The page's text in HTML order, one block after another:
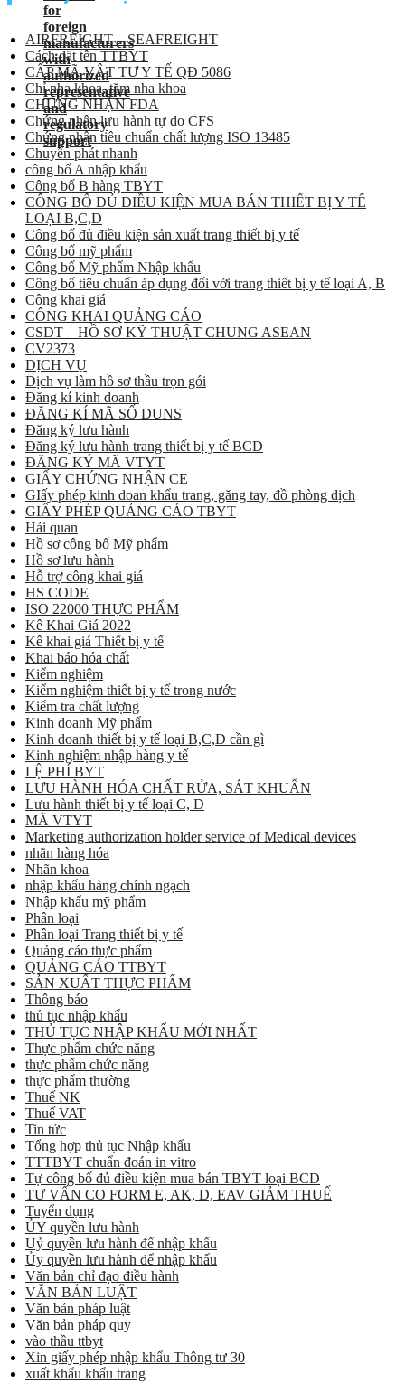
AIRFREIGHT – SEAFREIGHT
Cách đặt tên TTBYT
CẤP MÃ VẬT TƯ Y TẾ QĐ 5086
Chỉ nha khoa, tăm nha khoa
CHỨNG NHẬN FDA
Chứng nhận lưu hành tự do CFS
Chứng nhận tiêu chuẩn chất lượng ISO 13485
Chuyển phát nhanh
công bố A nhập khẩu
Công bố B hàng TBYT
CÔNG BỐ ĐỦ ĐIỀU KIỆN MUA BÁN THIẾT BỊ Y TẾ
LOẠI B,C,D
Công bố đủ điều kiện sản xuất trang thiết bị y tế
Công bố mỹ phẩm
Công bố Mỹ phẩm Nhập khẩu
Công bố tiêu chuẩn áp dụng đối với trang thiết bị y tế loại A, B
Công khai giá
CÔNG KHAI QUẢNG CÁO
CSDT – HỒ SƠ KỸ THUẬT CHUNG ASEAN
CV2373
DỊCH VỤ
Dịch vụ làm hồ sơ thầu trọn gói
Đăng kí kinh doanh
ĐĂNG KÍ MÃ SỐ DUNS
Đăng ký lưu hành
Đăng ký lưu hành trang thiết bị y tế BCD
ĐĂNG KÝ MÃ VTYT
GIẤY CHỨNG NHẬN CE
GIấy phép kinh doan khẩu trang, găng tay, đồ phòng dịch
GIẤY PHÉP QUẢNG CÁO TBYT
Hải quan
Hồ sơ công bố Mỹ phẩm
Hồ sơ lưu hành
Hỗ trợ công khai giá
HS CODE
ISO 22000 THỰC PHẨM
Kê Khai Giá 2022
Kê khai giá Thiết bị y tế
Khai báo hóa chất
Kiểm nghiệm
Kiểm nghiệm thiết bị y tế trong nước
Kiểm tra chất lượng
Kinh doanh Mỹ phẩm
Kinh doanh thiết bị y tế loại B,C,D cần gì
Kinh nghiệm nhập hàng y tế
LỆ PHÍ BYT
LƯU HÀNH HÓA CHẤT RỬA, SÁT KHUẨN
Lưu hành thiết bị y tế loại C, D
MÃ VTYT
Marketing authorization holder service of Medical devices
nhãn hàng hóa
Nhãn khoa
nhập khẩu hàng chính ngạch
Nhập khẩu mỹ phẩm
Phân loại
Phân loại Trang thiết bị y tế
Quảng cáo thực phẩm
QUẢNG CÁO TTBYT
SẢN XUẤT THỰC PHẨM
Thông báo
thủ tục nhập khẩu
THỦ TỤC NHẬP KHẨU MỚI NHẤT
Thực phẩm chức năng
thực phẩm chức năng
thực phẩm thường
Thuế NK
Thuế VAT
Tin tức
Tổng hợp thủ tục Nhập khẩu
TTTBYT chuẩn đoán in vitro
Tự công bố đủ điều kiện mua bán TBYT loại BCD
TƯ VẤN CO FORM E, AK, D, EAV GIẢM THUẾ
Tuyển dụng
ỦY quyền lưu hành
Uỷ quyền lưu hành để nhập khẩu
Ủy quyền lưu hành để nhập khẩu
Văn bản chỉ đạo điều hành
VĂN BẢN LUẬT
Văn bản pháp luật
Văn bản pháp quy
vào thầu ttbyt
Xin giấy phép nhập khẩu Thông tư 30
xuất khẩu khẩu trang